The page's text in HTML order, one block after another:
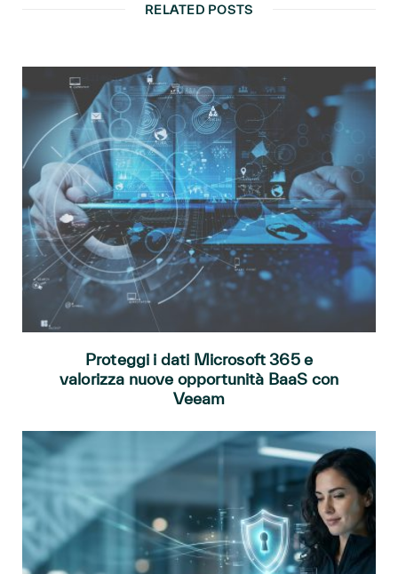
RELATED POSTS
Proteggi i dati Microsoft 365 e
valorizza nuove opportunità BaaS con
Veeam